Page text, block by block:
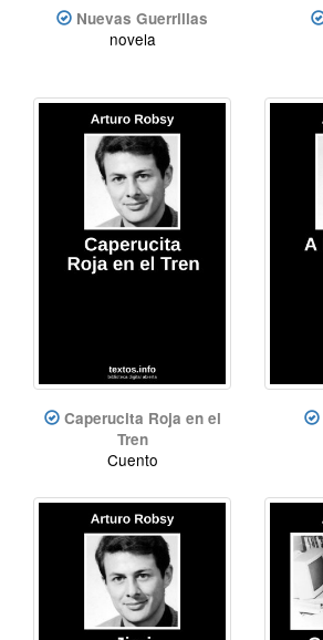
Nuevas Guerrillas
novela
Caperucita Roja en el
Tren
Cuento